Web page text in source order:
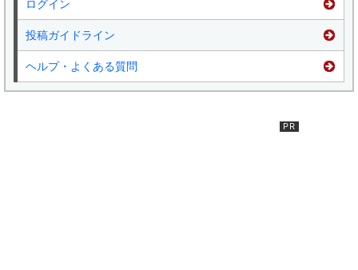
ログイン
投稿ガイドライン
ヘルプ・よくある質問